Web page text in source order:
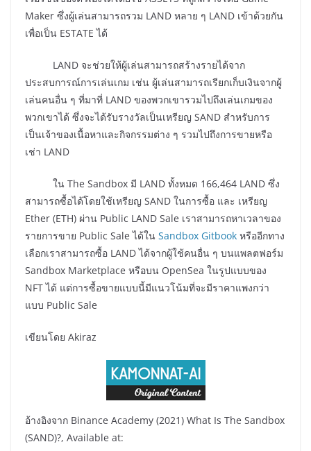
Maker ซึ่งผู้เล่นสามารถรวม LAND หลาย ๆ LAND เข้าด้วยกัน
เพื่อเป็น ESTATE ได้
LAND จะช่วยให้ผู้เล่นสามารถสร้างรายได้จาก
ประสบการณ์การเล่นเกม เช่น ผู้เล่นสามารถเรียกเก็บเงินจากผู้
เล่นคนอื่น ๆ ที่มาที่ LAND ของพวกเขารวมไปถึงเล่นเกมของ
พวกเขาได้ ซึ่งจะได้รับรางวัลเป็นเหรียญ SAND สำหรับการ
เป็นเจ้าของเนื้อหาและกิจกรรมต่าง ๆ รวมไปถึงการขายหรือ
เช่า LAND
ใน The Sandbox มี LAND ทั้งหมด 166,464 LAND ซึ่ง
สามารถซื้อได้โดยใช้เหรียญ SAND ในการซื้อ และ เหรียญ
Ether (ETH) ผ่าน Public LAND Sale เราสามารถหาเวลาของ
รายการขาย Public Sale ได้ใน Sandbox Gitbook หรืออีกทาง
เลือกเราสามารถซื้อ LAND ได้จากผู้ใช้คนอื่น ๆ บนแพลตฟอร์ม
Sandbox Marketplace หรือบน OpenSea ในรูปแบบของ
NFT ได้ แต่การซื้อขายแบบนี้มีแนวโน้มที่จะมีราคาแพงกว่า
แบบ Public Sale
เขียนโดย Akiraz
อ้างอิงจาก Binance Academy (2021) What Is The Sandbox
(SAND)?, Available at: